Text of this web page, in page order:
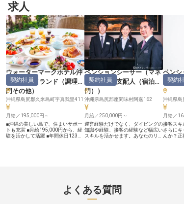
のペンションシーサーを一緒に盛り
上げましょう。※この求人は2023年
6月21日時点の情報です
インなど、先進的なサービスを提供
しています。 お客様一人ひとりの
思い出に残る宮古島での滞在をサポ
ートする、やりがいのあるポジショ
ンです。 ーー【あなたの経験を活
かせる成長環境】 運営マネージャ
ーとして、予約管理からスタッフ教
育、施設管理まで幅広く携わってい
ただきます。 ホテル・飲食業界で
の経験を活かしながら、マネジメン
トスキルをさらに磨くチャンス！教
育・サポート体制も充実しているの
で安心です。 冬季休暇5日、夏季休
暇3日に加え、有給休暇もしっかり
取得できる環境です。 女性マネー
ジャーも多数活躍中で、性別問わず
長く働ける職場です。 引っ越し費
用援助制度もあり、新天地での生活
をバックアップします！ ※2025年
08月01日時点の情報です
長を全
ピタリテ
験を活
目指せ
安心して
き、仕事
います。
とスタ
を築きな
アも着実
きまし
点の情報
求人
ウォーターマークホテル沖
縄 久米アイランド （調理部
門その他）
契約社員
沖縄県島尻郡久米島町字真我里411
月給／195,000円～
■沖縄の美しい島で、住まいサポー
トも充実 ■月給195,000円から、経
験を活かして活躍 ■年間休日123
豊かな食材を活かした美食でお客様
の旅の思い出を彩ります。 ビュッ
ペンションシーサー（マネ
ージャー・支配人（宿泊部
門）
）
契約社員
沖縄県島尻郡座間味村阿嘉162
月給／250,000円～
運営経験だけでなく、ダイビングの
知識や経験、接客の経験など幅広い
スキルを活かせます。あなたのリー
のペンションシーサーを一緒に盛り
上げましょう。※この求人は2023年
6月21日時点の情報です
ペンシ
ビスス
契約社
沖縄県島
月給／
接客スキ
さらにキ
んか？正
よくある質問